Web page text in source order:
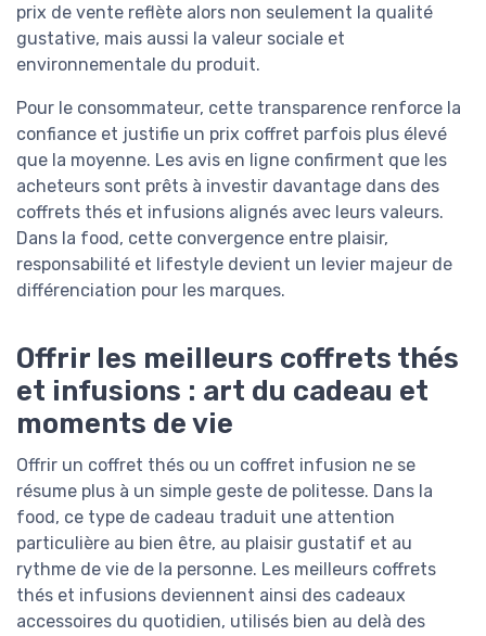
prix de vente reflète alors non seulement la qualité
gustative, mais aussi la valeur sociale et
environnementale du produit.
Pour le consommateur, cette transparence renforce la
confiance et justifie un prix coffret parfois plus élevé
que la moyenne. Les avis en ligne confirment que les
acheteurs sont prêts à investir davantage dans des
coffrets thés et infusions alignés avec leurs valeurs.
Dans la food, cette convergence entre plaisir,
responsabilité et lifestyle devient un levier majeur de
différenciation pour les marques.
Offrir les meilleurs coffrets thés
et infusions : art du cadeau et
moments de vie
Offrir un coffret thés ou un coffret infusion ne se
résume plus à un simple geste de politesse. Dans la
food, ce type de cadeau traduit une attention
particulière au bien être, au plaisir gustatif et au
rythme de vie de la personne. Les meilleurs coffrets
thés et infusions deviennent ainsi des cadeaux
accessoires du quotidien, utilisés bien au delà des